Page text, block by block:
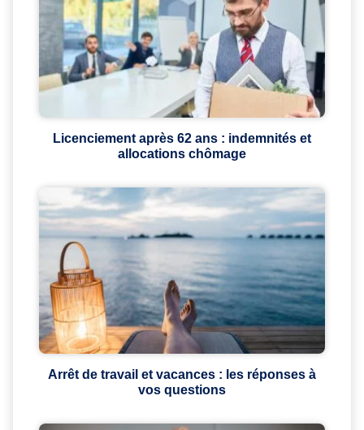
Licenciement après 62 ans : indemnités et
allocations chômage
Arrêt de travail et vacances : les réponses à
vos questions